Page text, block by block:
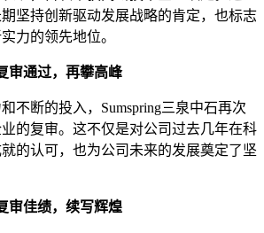
坚持创新驱动发展战略的肯定，也标志
力的领先地位。
通过，再攀高峰
断的投入，Sumspring三泉中石再次
的复审。这不仅是对公司过去几年在科
的认可，也为公司未来的发展奠定了坚
佳绩，续写辉煌